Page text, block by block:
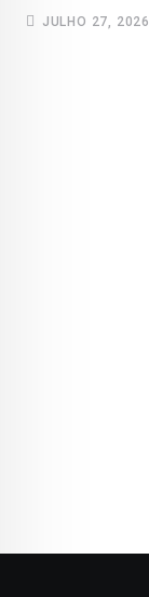
JULHO 27, 2026